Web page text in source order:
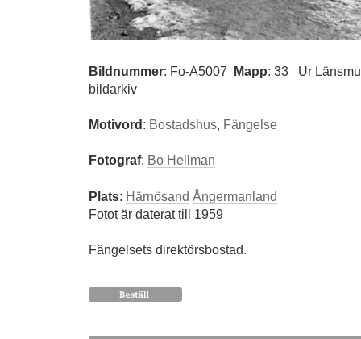
Bildnummer: Fo-A5007 Mapp: 33
Ur
bildarkiv
Motivord: Bostadshus, Fängelse
Fotograf: Bo Hellman
Plats: Härnösand Ångermanland
Fotot är daterat till 1959
Fängelsets direktörsbostad.